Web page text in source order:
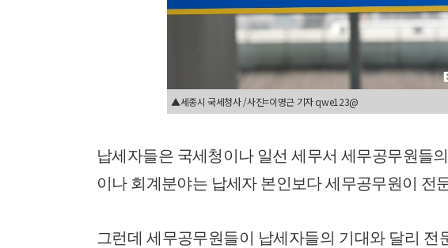
▲세종시 국세청사 /사진=이명근 기자 qwe123@
납세자들은 국세청이나 일선 세무서 세무공무원들
이나 회계분야는 납세자 본인보다 세무공무원이 전
그런데 세무공무원들이 납세자들의 기대와 달리 전